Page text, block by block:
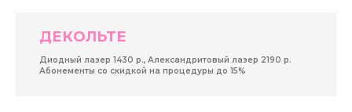
ДЕКОЛЬТЕ
Диодный лазер 1430 р., Александритовый лазер 2190 р.
Абонементы со скидкой на процедуры до 15%